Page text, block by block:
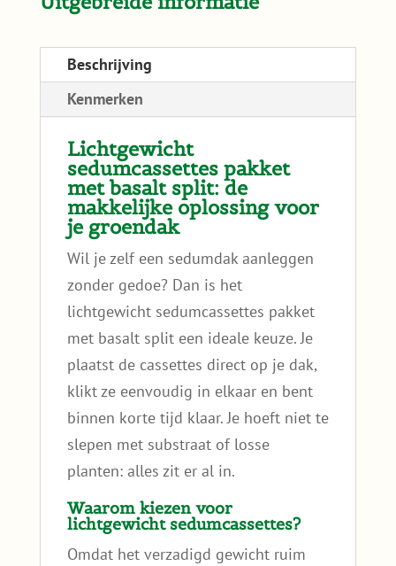
Beschrijving
Kenmerken
Lichtgewicht
sedumcassettes pakket
met basalt split: de
makkelijke oplossing voor
je groendak
Wil je zelf een sedumdak aanleggen
zonder gedoe? Dan is het
lichtgewicht sedumcassettes pakket
met basalt split een ideale keuze. Je
plaatst de cassettes direct op je dak,
klikt ze eenvoudig in elkaar en bent
binnen korte tijd klaar. Je hoeft niet te
slepen met substraat of losse
planten: alles zit er al in.
Waarom kiezen voor
lichtgewicht sedumcassettes?
Omdat het verzadigd gewicht ruim